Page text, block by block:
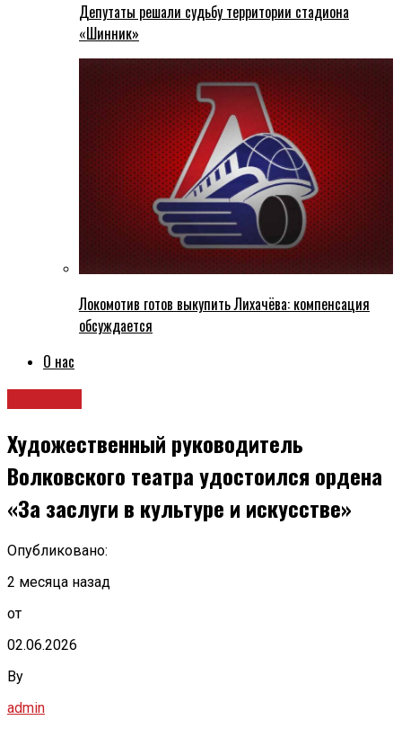
Депутаты решали судьбу территории стадиона
«Шинник»
Локомотив готов выкупить Лихачёва: компенсация
обсуждается
О нас
Художественный руководитель
Волковского театра удостоился ордена
«За заслуги в культуре и искусстве»
Опубликовано:
2 месяца назад
от
02.06.2026
By
admin